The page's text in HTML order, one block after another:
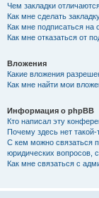
Чем закладки
Как мне сделать
Как мне подписаться
Как мне отказаться от
Вложения
Какие вложения
Как мне найти мои
Информация о phpBB
Кто написал эту
Почему здесь нет
С кем можно связаться
юридических вопросов,
Как мне связаться с